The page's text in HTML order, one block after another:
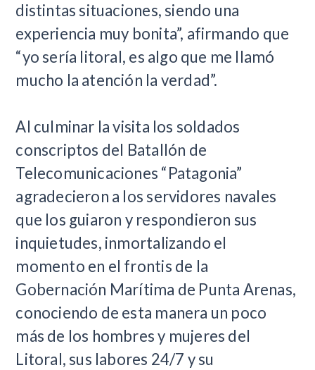
distintas situaciones, siendo una
experiencia muy bonita”, afirmando que
“yo sería litoral, es algo que me llamó
mucho la atención la verdad”.
Al culminar la visita los soldados
conscriptos del Batallón de
Telecomunicaciones “Patagonia”
agradecieron a los servidores navales
que los guiaron y respondieron sus
inquietudes, inmortalizando el
momento en el frontis de la
Gobernación Marítima de Punta Arenas,
conociendo de esta manera un poco
más de los hombres y mujeres del
Litoral, sus labores 24/7 y su